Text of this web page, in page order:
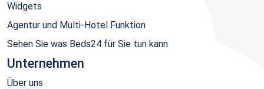
Widgets
Agentur und Multi-Hotel Funktion
Sehen Sie was Beds24 für Sie tun kann
Unternehmen
Über uns